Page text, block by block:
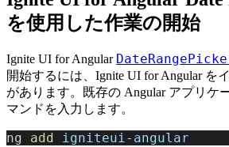
を使用した作業の開始
Ignite UI for Angular
開始するには、Ignite UI for Angular を
があります。既存の Angular アプリケ
マンドを入力します。
ng add igniteui- angular